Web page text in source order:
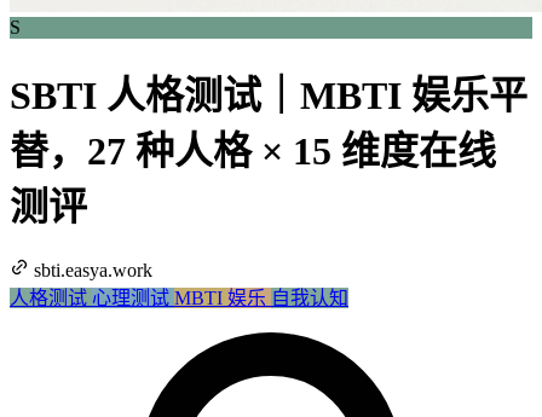
S
SBTI 人格测试｜MBTI 娱乐平
替，27 种人格 × 15 维度在线
测评
sbti.easya.work
人格测试 心理测试 MBTI 娱乐 自我认知